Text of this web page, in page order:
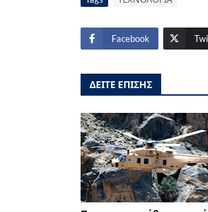
Facebook
ΔΕΙΤΕ ΕΠΙΣΗΣ